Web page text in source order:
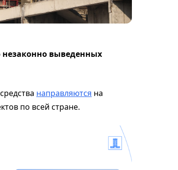
незаконно выведенных
направляются на
по всей стране.